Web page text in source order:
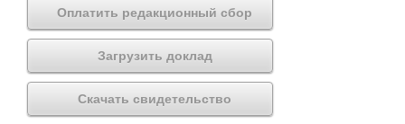
Оплатить редакционный сбор
Загрузить доклад
Скачать свидетельство